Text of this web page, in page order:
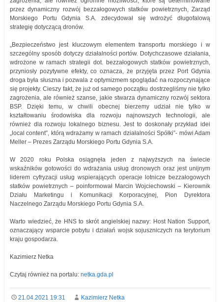
przez dynamiczny rozwój bezzałogowych statków powietrznych, Zarząd
Morskiego Portu Gdynia S.A. zdecydował się wdrożyć długofalową
strategię dotyczącą dronów.
„Bezpieczeństwo jest kluczowym elementem transportu morskiego i w
szczególny sposób dotyczy działalności portów. Dotychczasowe działania,
wdrożone w ramach strategii dot. bezzałogowych statków powietrznych,
przyniosły pozytywne efekty, co oznacza, że przyjęta przez Port Gdynia
droga była słuszna i pozwala z optymizmem spoglądać na rozpoczynające
się projekty. Cieszy fakt, że już od samego początku dostrzegliśmy nie tylko
zagrożenia, ale również szanse, jakie stwarza dynamiczny rozwój sektora
BSP. Dzięki temu, w chwili obecnej bierzemy udział nie tylko w
kształtowaniu środowiska dla rozwoju najnowszych technologii, ale
również dla rozwoju lokalnego biznesu. Jest to doskonały przykład idei
„local content”, którą wdrażamy w ramach działalności Spółki”- mówi Adam
Meller – Prezes Zarządu Morskiego Portu Gdynia S.A.
W 2020 roku Polska osiągnęła jeden z najwyższych na świecie
wskaźników gotowości do wdrażania usług dronowych oraz jest unijnym
liderem cyfryzacji usług wspierających operacje lotnicze bezzałogowych
statków powietrznych – poinformował Marcin Wojciechowski – Kierownik
Działu Marketingu i Komunikacji Korporacyjnej, Pion Dyrektora
Naczelnego Zarządu Morskiego Portu Gdynia S.A.
Warto wiedzieć, że HNS to skrót angielskiej nazwy: Host Nation Support,
oznaczający wsparcie pobytu i działań wojsk sojuszniczych na terytorium
kraju gospodarza.
Kazimierz Netka
Czytaj również na portalu: netka.gda.pl
21.04.2021 19:31
Kazimierz Netka